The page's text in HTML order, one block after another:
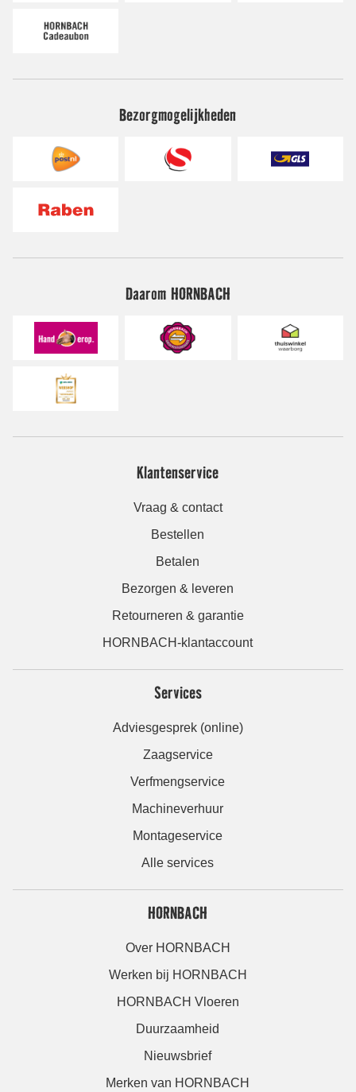
Bezorgmogelijkheden
Daarom HORNBACH
Klantenservice
Vraag & contact
Bestellen
Betalen
Bezorgen & leveren
Retourneren & garantie
HORNBACH-klantaccount
Services
Adviesgesprek (online)
Zaagservice
Verfmengservice
Machineverhuur
Montageservice
Alle services
HORNBACH
Over HORNBACH
Werken bij HORNBACH
HORNBACH Vloeren
Duurzaamheid
Nieuwsbrief
Merken van HORNBACH